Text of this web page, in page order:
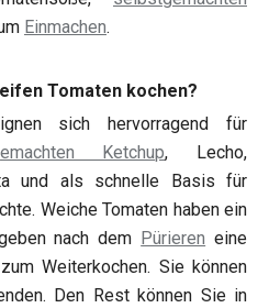
Einmachen.
Tomaten kochen?
sich hervorragend für
Ketchup, Lecho,
und als schnelle Basis für
Weiche Tomaten haben ein
nach dem Pürieren eine
Weiterkochen. Sie können
Den Rest können Sie in